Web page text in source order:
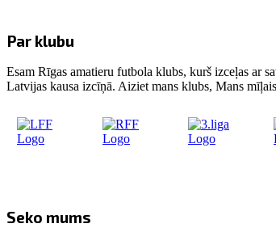
Par klubu
Esam Rīgas amatieru futbola klubs, kurš izceļas ar
Latvijas kausa izcīņā. Aiziet mans klubs, Mans
Seko mums